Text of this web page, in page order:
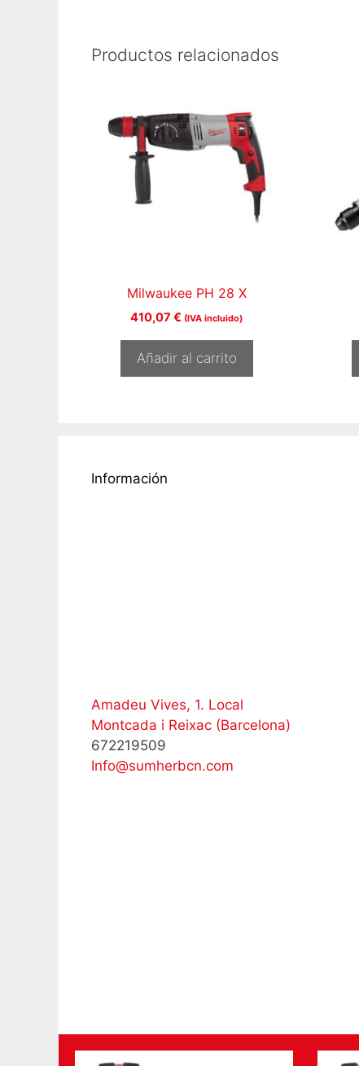
Productos relacionados
Milwaukee PH 28 X
410,07€ (IVA incluido)
Añadir al carrito
Información
Amadeu Vives, 1. Local
Montcada i Reixac (Barcelona)
672219509
Info@sumherbcn.com